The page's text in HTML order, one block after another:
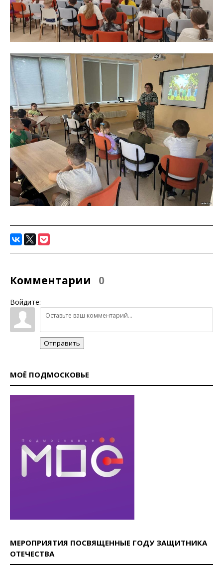
Комментарии 0
Войдите:
Отправить
МОЁ ПОДМОСКОВЬЕ
МЕРОПРИЯТИЯ ПОСВЯЩЕННЫЕ ГОДУ ЗАЩИТНИКА
ОТЕЧЕСТВА